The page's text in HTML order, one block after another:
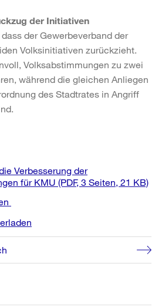
der Initiativen
der Gewerbeverband der
Volksinitiativen zurückzieht.
Volksabstimmungen zu zwei
während die gleichen Anliegen
des Stadtrates in Angriff
Verbesserung der
für KMU (PDF, 3 Seiten, 21 KB)